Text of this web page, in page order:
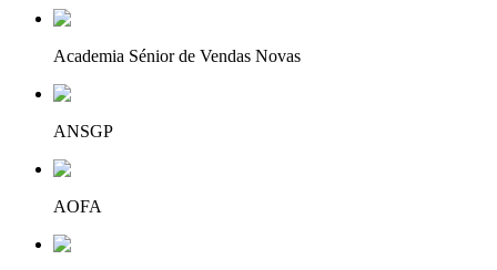
Academia Sénior de Vendas Novas
ANSGP
AOFA